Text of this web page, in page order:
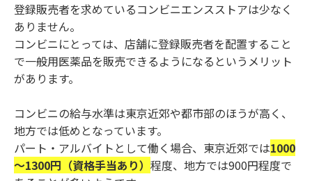
登録販売者を求めているコンビニエンスストアは少なく
ありません。
コンビニにとっては、店舗に登録販売者を配置すること
で一般用医薬品を販売できるようになるというメリット
があります。
コンビニの給与水準は東京近郊や都市部のほうが高く、
地方では低めとなっています。
パート・アルバイトとして働く場合、東京近郊では1000
～1300円（資格手当あり） 程度、地方では900円程度で